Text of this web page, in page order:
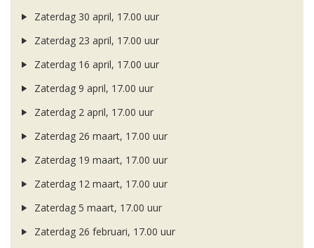
Zaterdag 30 april, 17.00 uur
Zaterdag 23 april, 17.00 uur
Zaterdag 16 april, 17.00 uur
Zaterdag 9 april, 17.00 uur
Zaterdag 2 april, 17.00 uur
Zaterdag 26 maart, 17.00 uur
Zaterdag 19 maart, 17.00 uur
Zaterdag 12 maart, 17.00 uur
Zaterdag 5 maart, 17.00 uur
Zaterdag 26 februari, 17.00 uur